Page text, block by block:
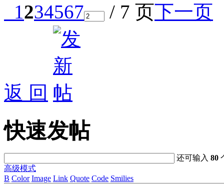
1234567 / 7 页下一页
返 回
快速发帖
还可输入80
高级模式
B Color Image Link Quote Code Smilies